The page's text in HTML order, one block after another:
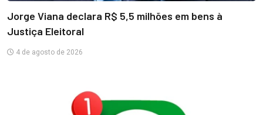
Jorge Viana declara R$ 5,5 milhões em bens à
Justiça Eleitoral
4 de agosto de 2026